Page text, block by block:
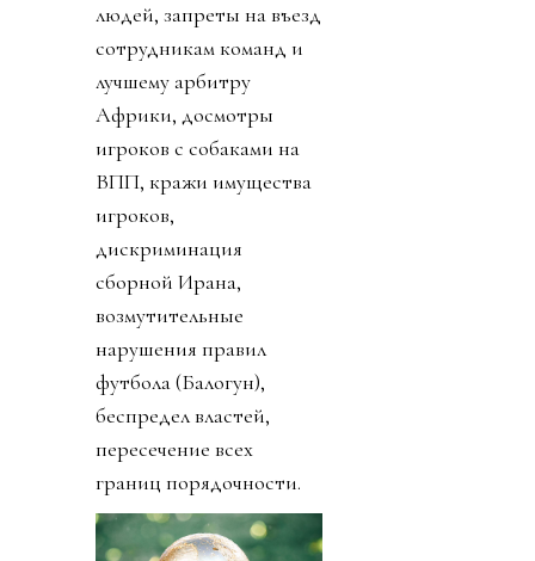
людей, запреты на въезд
сотрудникам команд и
лучшему арбитру
Африки, досмотры
игроков с собаками на
ВПП, кражи имущества
игроков,
дискриминация
сборной Ирана,
возмутительные
нарушения правил
футбола (Балогун),
беспредел властей,
пересечение всех
границ порядочности.